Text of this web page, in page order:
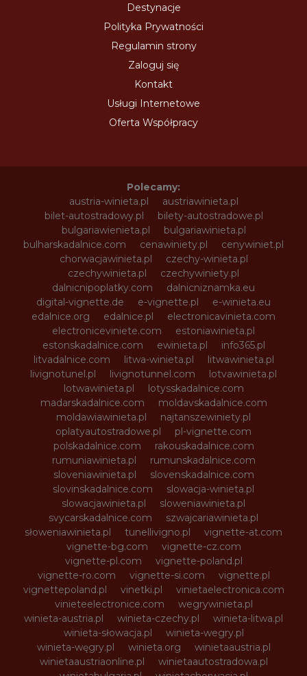
Destynacje
Polityka Prywatności
Regulamin strony
Zaloguj się
Kontakt
Usługi Internetowe
Oferta Współpracy
Polecamy:
austria-winieta.pl
austriawinieta.pl
bilet-autostradowy.pl
bilety-autostradowe.pl
bulgariawienieta.pl
bulgariawinieta.pl
bulharskadalnice.com
cenawiniety.pl
cenywiniet.pl
chorwacjawinieta.pl
czechy-winieta.pl
czechywinieta.pl
czechywiniety.pl
dalnicnipoplatky.com
dalnicniznamka.eu
digital-vignette.de
e-vignette.pl
e-winieta.eu
edalnice.org
edalnice.pl
electronicavinieta.com
electroniceviniete.com
estoniawinieta.pl
estonskadalnice.com
ewinieta.pl
info365.pl
litvadalnice.com
litwa-winieta.pl
litwawinieta.pl
livignotunel.pl
livignotunnel.com
lotvawinieta.pl
lotwawinieta.pl
lotysskadalnice.com
madarskadalnice.com
moldavskadalnice.com
moldawiawinieta.pl
najtanszewiniety.pl
oplatyautostradowe.pl
pl-vignette.com
polskadalnice.com
rakouskadalnice.com
rumuniawinieta.pl
rumunskadalnice.com
sloveniawinieta.pl
slovenskadalnice.com
slovinskadalnice.com
slowacja-winieta.pl
slowacjawinieta.pl
sloweniawinieta.pl
svycarskadalnice.com
szwajcariawinieta.pl
słoweniawinieta.pl
tunellivigno.pl
vignette-at.com
vignette-bg.com
vignette-cz.com
vignette-pl.com
vignette-poland.pl
vignette-ro.com
vignette-si.com
vignette.pl
vignettepoland.pl
vinetki.pl
vinietaelectronica.com
vinieteelectronice.com
wegrywinieta.pl
winieta-austria.pl
winieta-czechy.pl
winieta-litwa.pl
winieta-słowacja.pl
winieta-wegry.pl
winieta-węgry.pl
winieta.org
winietaaustria.pl
winietaaustriaonline.pl
winietaautostradowa.pl